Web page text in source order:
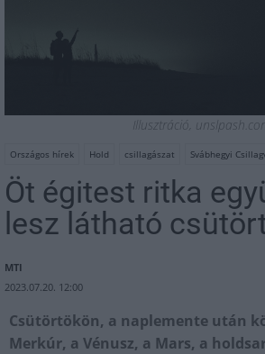
Illusztráció,
Országos hírek Hold csillagászat Svábhegyi
Öt égitest ritka
lesz látható
MTI
2023.07.20. 12:00
Csütörtökön, a naplemente után
Merkúr, a Vénusz, a Mars, a